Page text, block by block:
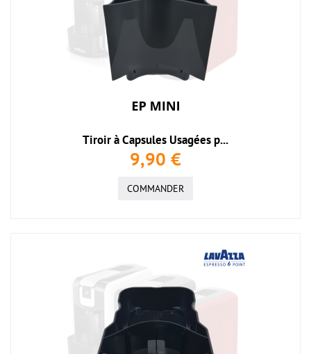
Tiroir à Capsules Usagées p...
9,90 €
COMMANDER